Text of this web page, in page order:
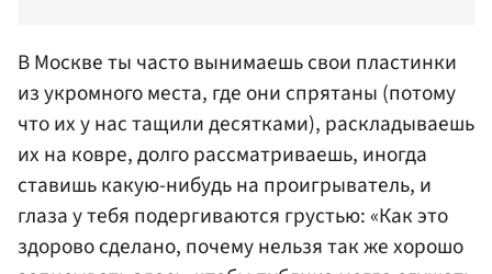
В Москве ты часто вынимаешь свои пластинки
из укромного места, где они спрятаны (потому
что их у нас тащили десятками), раскладываешь
их на ковре, долго рассматриваешь, иногда
ставишь какую-нибудь на проигрыватель, и
глаза у тебя подергиваются грустью: «Как это
здорово сделано, почему нельзя так же хорошо